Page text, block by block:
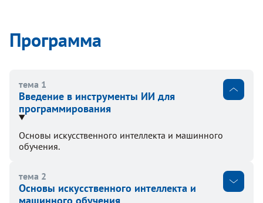
Программа
тема 1
Введение в инструменты ИИ для
программирования
Основы искусственного интеллекта и машинного
обучения.
тема 2
Основы искусственного интеллекта и